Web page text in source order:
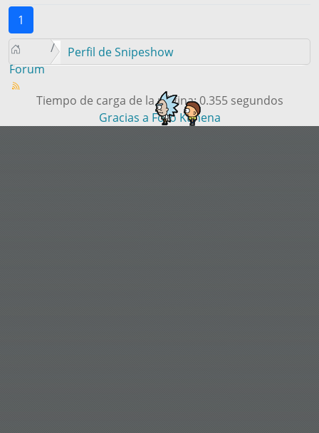
1
Forum
Perfil de Snipeshow
Tiempo de carga de la página: 0.355 segundos
Gracias a Foro Kunena